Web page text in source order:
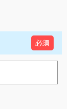
必須